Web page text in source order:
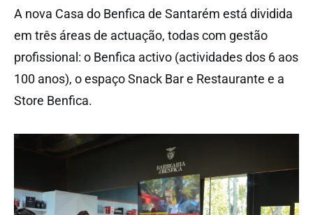
A nova Casa do Benfica de Santarém está dividida
em três áreas de actuação, todas com gestão
profissional: o Benfica activo (actividades dos 6 aos
100 anos), o espaço Snack Bar e Restaurante e a
Store Benfica.